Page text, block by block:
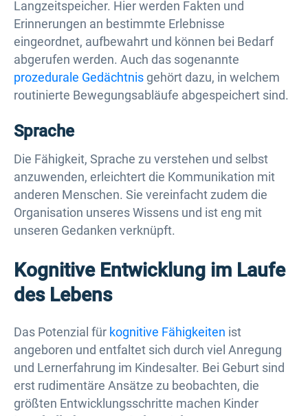
Langzeitspeicher. Hier werden Fakten und
Erinnerungen an bestimmte Erlebnisse
eingeordnet, aufbewahrt und können bei Bedarf
abgerufen werden. Auch das sogenannte
prozedurale Gedächtnis gehört dazu, in welchem
routinierte Bewegungsabläufe abgespeichert sind.
Sprache
Die Fähigkeit, Sprache zu verstehen und selbst
anzuwenden, erleichtert die Kommunikation mit
anderen Menschen. Sie vereinfacht zudem die
Organisation unseres Wissens und ist eng mit
unseren Gedanken verknüpft.
Kognitive Entwicklung im Laufe
des Lebens
Das Potenzial für kognitive Fähigkeiten ist
angeboren und entfaltet sich durch viel Anregung
und Lernerfahrung im Kindesalter. Bei Geburt sind
erst rudimentäre Ansätze zu beobachten, die
größten Entwicklungsschritte machen Kinder